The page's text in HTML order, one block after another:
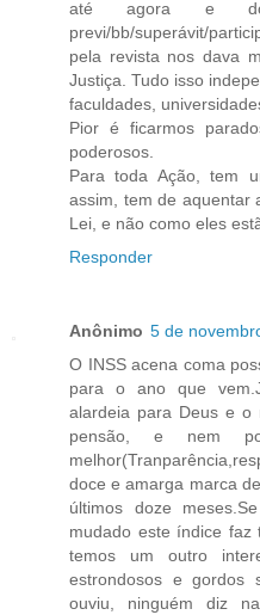
até agora e
previ/bb/superávit/
pela revista nos dava
Justiça. Tudo isso
faculdades,
Pior é ficarmos
poderosos.
Para toda Ação, tem
assim, tem de aquentar
Lei, e não como eles
Responder
Anônimo 5 de
O INSS acena coma
para o ano que
alardeia para Deus e o
pensão, e nem
doce e amarga marca
últimos doze
mudado este índice faz
temos um outro
estrondosos e gordos
ouviu, ninguém diz